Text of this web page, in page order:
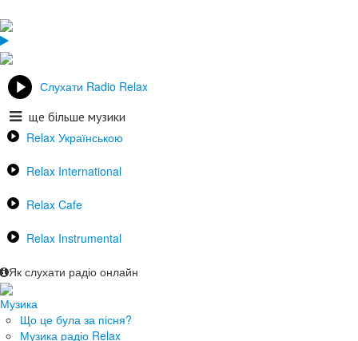
Слухати Radio Relax
ще більше музики
Relax Українською
Relax International
Relax Cafe
Relax Instrumental
Як слухати радіо онлайн
Музика
Що це була за пісня?
Музика радіо Relax